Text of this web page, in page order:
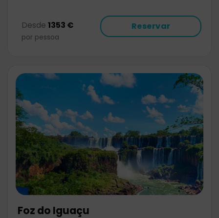
Desde 1353 €
por pessoa
Reservar
Foz do Iguaçu